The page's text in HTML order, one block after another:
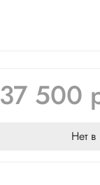
37 500
Нет